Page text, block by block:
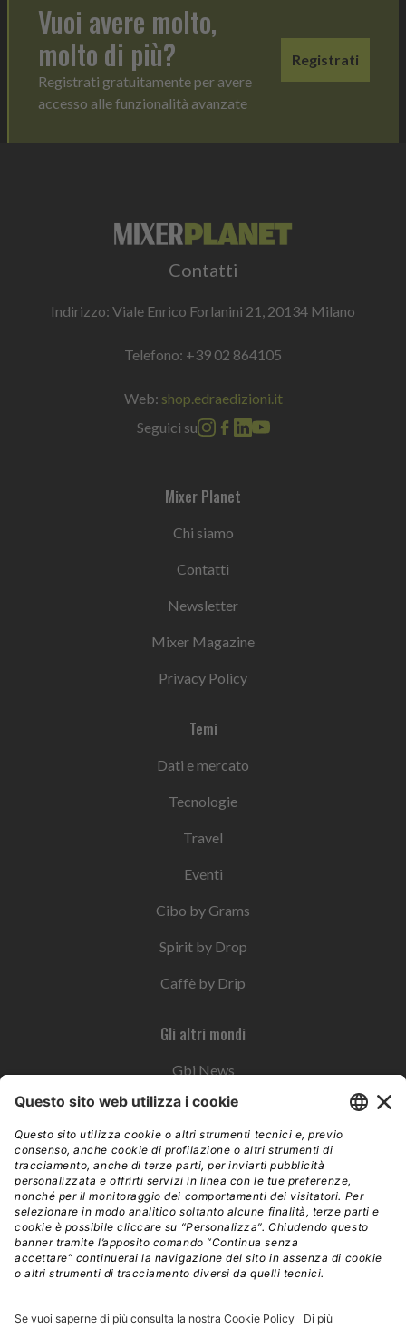
Vuoi avere molto,
molto di più?
Registrati gratuitamente per avere
accesso alle funzionalità avanzate
Registrati
Contatti
Indirizzo: Viale Enrico Forlanini 21, 20134 Milano
Telefono: +39 02 864105
Web: shop.edraedizioni.it
Seguici su
Mixer Planet
Chi siamo
Contatti
Newsletter
Mixer Magazine
Privacy Policy
Temi
Dati e mercato
Tecnologie
Travel
Eventi
Cibo by Grams
Spirit by Drop
Caffè by Drip
Gli altri mondi
Gbi News
Instoremag
Esplora il gruppo
Edra Edizioni
Edizioni LSWR
LSWR Group